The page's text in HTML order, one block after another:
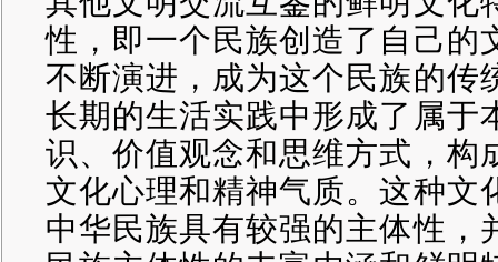
性，即一个民族创造了自己的
不断演进，成为这个民族的传
长期的生活实践中形成了属于
识、价值观念和思维方式，构
文化心理和精神气质。这种文
中华民族具有较强的主体性，